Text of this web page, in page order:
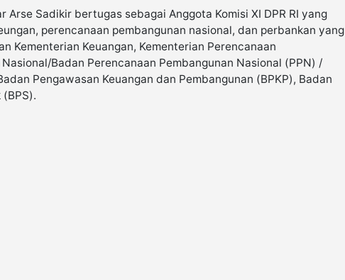
Arse Sadikir bertugas sebagai Anggota Komisi XI DPR RI yang
perencanaan pembangunan nasional, dan perbankan yang
Kementerian Keuangan, Kementerian Perencanaan
Badan Perencanaan Pembangunan Nasional (PPN) /
Pengawasan Keuangan dan Pembangunan (BPKP), Badan